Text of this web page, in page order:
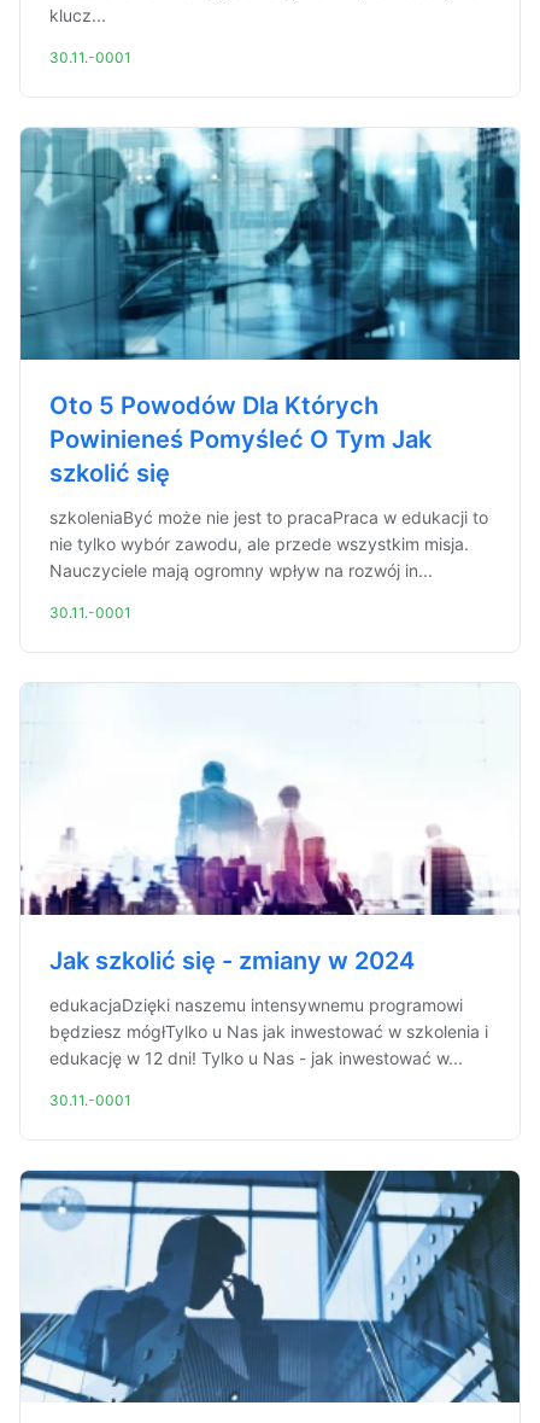
klucz...
30.11.-0001
Oto 5 Powodów Dla Których
Powinieneś Pomyśleć O Tym Jak
szkolić się
szkoleniaByć może nie jest to pracaPraca w edukacji to
nie tylko wybór zawodu, ale przede wszystkim misja.
Nauczyciele mają ogromny wpływ na rozwój in...
30.11.-0001
Jak szkolić się - zmiany w 2024
edukacjaDzięki naszemu intensywnemu programowi
będziesz mógłTylko u Nas jak inwestować w szkolenia i
edukację w 12 dni! Tylko u Nas - jak inwestować w...
30.11.-0001